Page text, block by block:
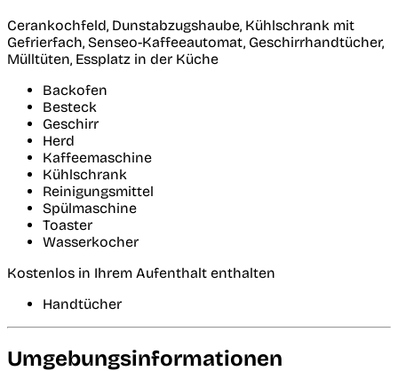
Cerankochfeld, Dunstabzugshaube, Kühlschrank mit
Gefrierfach, Senseo-Kaffeeautomat, Geschirrhandtücher,
Mülltüten, Essplatz in der Küche
Backofen
Besteck
Geschirr
Herd
Kaffeemaschine
Kühlschrank
Reinigungsmittel
Spülmaschine
Toaster
Wasserkocher
Kostenlos in Ihrem Aufenthalt enthalten
Handtücher
Umgebungsinformationen